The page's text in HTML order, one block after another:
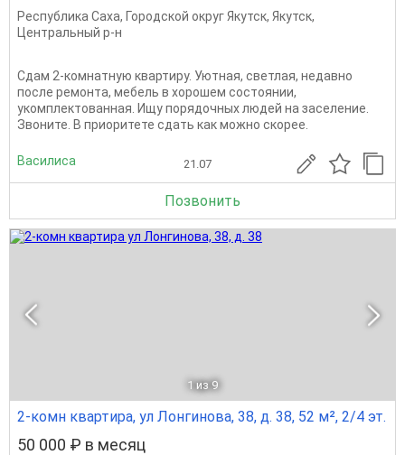
Республика Саха, Городской округ Якутск, Якутск,
Центральный р-н
Сдам 2-комнатную квартиру. Уютная, светлая, недавно
после ремонта, мебель в хорошем состоянии,
укомплектованная. Ищу порядочных людей на заселение.
Звоните. В приоритете сдать как можно скорее.
Василиса 21.07
Позвонить
1 из 9
2-комн квартира, ул Лонгинова, 38, д. 38, 52 м², 2/4 эт.
50 000 ₽ в месяц